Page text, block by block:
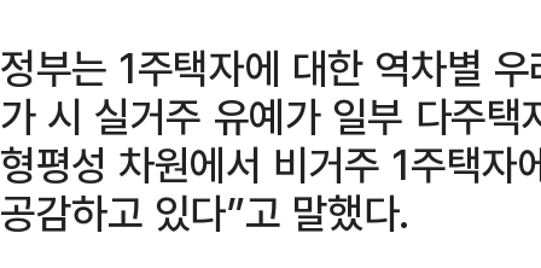
정부는 1주택자에 대한 역차별
가 시 실거주 유예가 일부 다주
형평성 차원에서 비거주 1주택자
공감하고 있다”고 말했다.